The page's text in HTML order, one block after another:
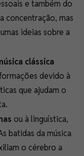
e também do
concentração, mas
ideias sobre a
clássica
devido à
que ajudam o
ou à linguística,
batidas da música
o cérebro a